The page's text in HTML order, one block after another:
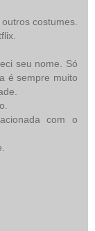
costumes.
seu nome. Só
é sempre muito
com o